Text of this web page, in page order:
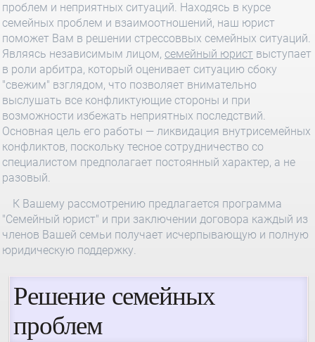
проблем и неприятных ситуаций. Находясь в курсе
семейных проблем и взаимоотношений, наш юрист
поможет Вам в решении стрессоввых семейных ситуаций.
Являясь независимым лицом, семейный юрист выступает
в роли арбитра, который оценивает ситуацию сбоку
"свежим" взглядом, что позволяет внимательно
выслушать все конфликтующие стороны и при
возможности избежать неприятных последствий.
Основная цель его работы — ликвидация внутрисемейных
конфликтов, поскольку тесное сотрудничество со
специалистом предполагает постоянный характер, а не
разовый.
К Вашему рассмотрению предлагается программа
"Семейный юрист" и при заключении договора каждый из
членов Вашей семьи получает исчерпывающую и полную
юридическую поддержку.
Решение семейных
проблем